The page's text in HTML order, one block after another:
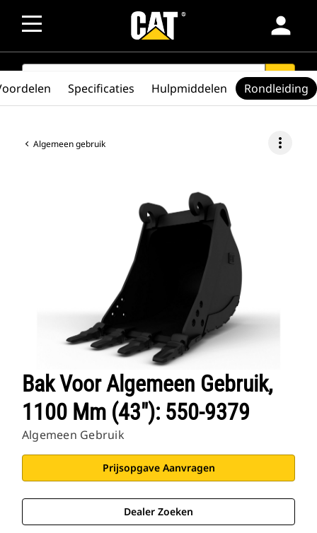
person
SEARCH search
Algemeen gebruik more_vert
Bak Voor Algemeen Gebruik,
1100 Mm (43"): 550-9379
Algemeen Gebruik
Prijsopgave Aanvragen
Dealer Zoeken
Specificaties Hulpmiddelen Rondleiding